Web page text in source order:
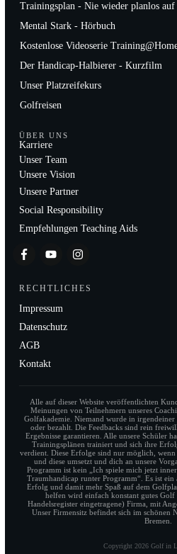
Trainingsplan - Nie wieder planlos auf
Mental Stark - Hörbuch
Kostenlose Videoserie
Der Handicap-Halbierer - Kurzfilm
Unser Platzreifekurs
Golfreisen
ÜBER UNS
Karriere
Unser Team
Unsere Vision
Unsere Partner
Social Responsibility
Empfehlungen Teaching Aids
RECHTLICHES
Impressum
Datenschutz
AGB
Kontakt
Alle auf dieser Website veröffentlichten
Meinungen von Teilnehmern unseres
Golfakademie. Niemand wurde in
oder bezahlt. Die Feedbacks sind rein
Ergebnisse garantieren. Alle unsere Schüler
Trainingsplänen trainiert und sich ihre
verdient. Diese Erfolge sind nur möglich,
und diese umsetzt und dich an unsere
Programm ist kein „Ich spiele mich jetzt
Traumhandicap runter Programm“. Es ist
Erfolg und damit mehr Spaß auf dem
helfen wird einfach konstant gutes
Handelsregister eingetragene) Firma, mit
Unser Firmensitz befindet sich im schönen
Bremen.
Copyright 2026 Golf in